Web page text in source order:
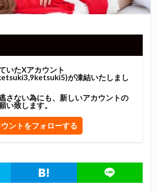
いたXアカウント
が凍結いたしまし
さない為にも、新しいアカウントの
い致します。
ントをフォローする